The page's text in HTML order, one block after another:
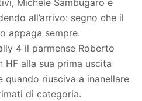
Michele Sambugaro e
all’arrivo: segno che il
appaga sempre.
4 il parmense Roberto
HF alla sua prima uscita
quando riusciva a inanellare
di categoria.